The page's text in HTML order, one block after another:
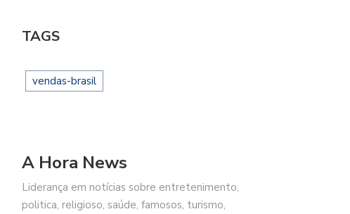
TAGS
vendas-brasil
A Hora News
Liderança em notícias sobre entretenimento,
politica, religioso, saúde, famosos, turismo,